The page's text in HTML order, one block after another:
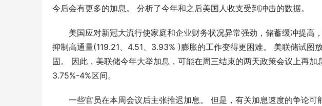
今后会有更多的加息。 分析了今年和之后美国人收支受到冲击的数据。
美国应对新冠大流行使家庭和企业财务状况异常强劲，储蓄缓冲提高
抑制高通量(119.21、4.51、3.93% )膨胀的工作变得更困难。 美联储试图
固。 因此，美联储今年大举加息，可能在周三结束的两天政策会议上再
3.75%-4%区间。
一些官员在本周会议后主张推迟加息。 但是，有关加息速度的争论